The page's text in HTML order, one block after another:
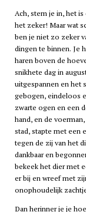
Ach, stem je in, het
het zeker! Maar wat
ben je niet zo zeker
dingen te binnen. Je
haren boven de
snikhete dag in
uitgespannen en het
gebogen, eindeloos
zwarte ogen en een
hand, en de
stad, stapte met een
tegen de zij van het
dankbaar en
bekeek het dier met
er bij en wreef met
onophoudelijk
Dan herinner je je